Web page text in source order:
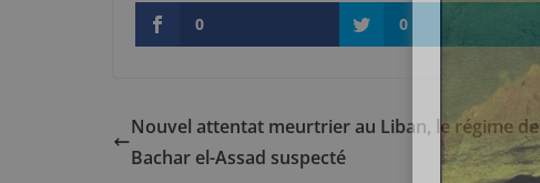
0
0
Nouvel attentat meurtrier au Liban, le régime de
Bachar el-Assad suspecté